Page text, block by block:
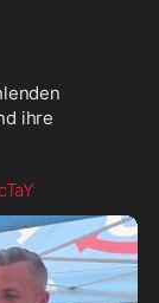
ihre